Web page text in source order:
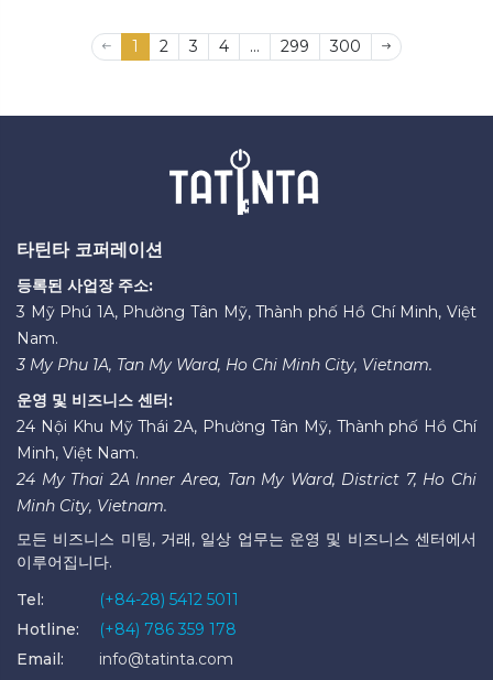
1 2 3 4 ... 299 300
타틴타 코퍼레이션
등록된 사업장 주소:
3 Mỹ Phú 1A, Phường Tân Mỹ, Thành phố Hồ Chí Minh, Việt
Nam.
3 My Phu 1A, Tan My Ward, Ho Chi Minh City, Vietnam.
운영 및 비즈니스 센터:
24 Nội Khu Mỹ Thái 2A, Phường Tân Mỹ, Thành phố Hồ Chí
Minh, Việt Nam.
24 My Thai 2A Inner Area, Tan My Ward, District 7, Ho Chi
Minh City, Vietnam.
모든 비즈니스 미팅, 거래, 일상 업무는 운영 및 비즈니스 센터에서
이루어집니다.
Tel:
(+84-28) 5412 5011
Hotline:
(+84) 786 359 178
Email:
info@tatinta.com